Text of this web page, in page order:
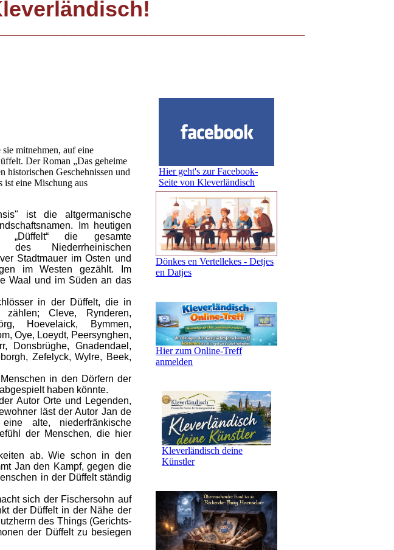
mitnehmen, auf eine
Der Roman „Das geheime
historischen Geschehnissen und
ist eine Mischung aus
ist die altgermanische
Im heutigen
„Düffelt“ die gesamte
des Niederrheinischen
Stadtmauer im Osten und
im Westen gezählt. Im
Waal und im Süden an das
in der Düffelt, die in
zählen; Cleve, Rynderen,
Hoevelaick, Bymmen,
Oye, Loeydt, Peersynghen,
Donsbrüghe, Gnadendael,
Zefelyck, Wylre, Beek,
in den Dörfern der
haben könnte.
Autor Orte und Legenden,
läst der Autor Jan de
alte, niederfränkische
der Menschen, die hier
ab. Wie schon in den
Jan den Kampf, gegen die
in der Düffelt ständig
sich der Fischersohn auf
der Düffelt in der Nähe der
des Things (Gerichts-
der Düffelt zu besiegen
Hier geht's zur Facebook-
Seite von Kleverländisch
Dönkes en Vertellekes - Detjes
en Datjes
Hier zum Online-Treff
anmelden
Kleverländisch deine
Künstler